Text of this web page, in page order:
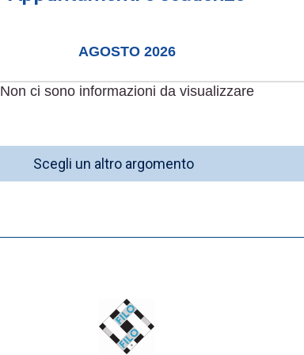
AGOSTO 2026
Non ci sono informazioni da visualizzare
Scegli un altro argomento